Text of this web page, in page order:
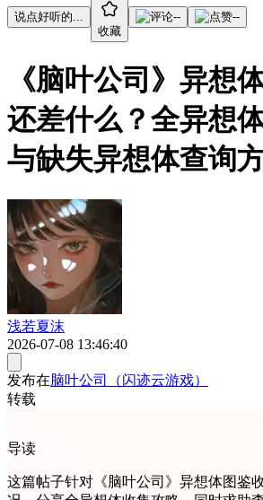
说点好听的...
收藏
-- --
《脑叶公司》异想
还差什么？全异想
与缺失异想体查询
浅若夏沫
2026-07-08 13:46:40
发布在脑叶公司（闪迹云游戏）
转载
导读
这篇帖子针对《脑叶公司》异想体图鉴